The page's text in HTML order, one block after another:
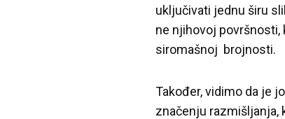
uključivati jednu širu
ne njihovoj
siromašnoj brojnosti.
Također, vidimo da je
značenju razmišljanja,